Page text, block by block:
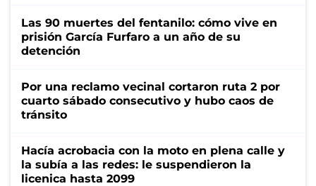
Las 90 muertes del fentanilo: cómo vive en
prisión García Furfaro a un año de su
detención
Por una reclamo vecinal cortaron ruta 2 por
cuarto sábado consecutivo y hubo caos de
tránsito
Hacía acrobacia con la moto en plena calle y
la subía a las redes: le suspendieron la
licenica hasta 2099